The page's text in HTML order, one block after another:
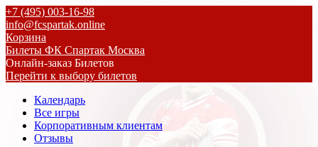
+7 (495) 003-16-98
info@fcspartak.online
Корзина
Билеты ФК Спартак Москва
Онлайн-заказ Билетов
Перейти к выбору билетов
Календарь
Все игры
Корпоративным клиентам
Отзывы